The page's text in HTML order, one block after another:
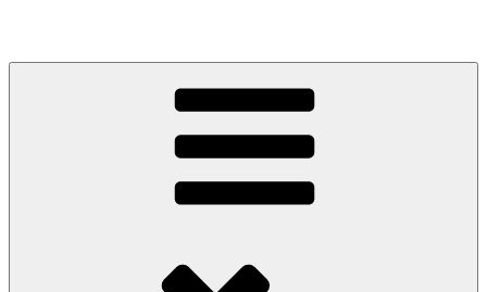
テ
松島日帰り天然温泉・お食事処 芭蕉の湯
芭蕉の湯は宮城県松島にある500円で入浴できる日帰り天然温
泉です。お食事処や鉱石風呂（別料金）もあり一日の疲れを
ごゆっくりお寛ぎください。